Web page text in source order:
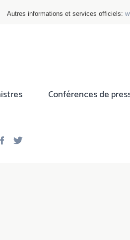
Autres informations et services officiels:
Conférences de
Facebook